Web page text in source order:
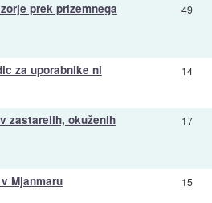
prek prizemnega 49
za uporabnike ni 14
zastarelih, okuženih 17
Mjanmaru 15